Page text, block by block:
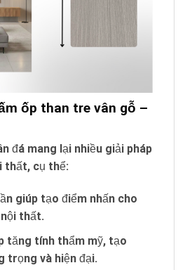
ốp than tre vân gỗ –
đá mang lại nhiều giải pháp
thất, cụ thể:
giúp tạo điểm nhấn cho
thất.
tăng tính thẩm mỹ, tạo
trọng và hiện đại.